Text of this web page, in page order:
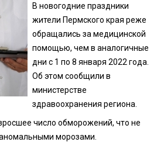
В новогодние праздники
жители Пермского края реже
обращались за медицинской
помощью, чем в аналогичные
дни с 1 по 8 января 2022 года.
Об этом сообщили в
министерстве
здравоохранения региона.
число обморожений, что не
морозами.